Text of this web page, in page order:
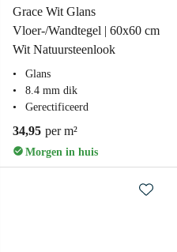
Grace Wit Glans
Vloer-/Wandtegel | 60x60 cm
Wit Natuursteenlook
Glans
8.4 mm dik
Gerectificeerd
34,95 per m²
Morgen in huis